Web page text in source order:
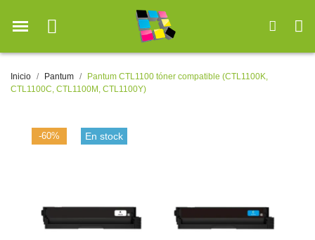
Inicio Pantum
Pantum CTL1100 tóner compatible (CTL1100K,
CTL1100C, CTL1100M, CTL1100Y)
-60% En stock